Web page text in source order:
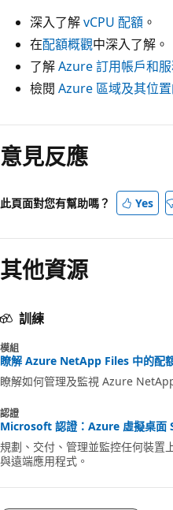
深入了解vCPU 配額 。
在配額概觀中深入了解。
了解Azure 訂用帳戶和
檢閱 Azure 區域及其位
意見反應
此頁面對您有幫助嗎？ Yes
其他資源
訓練
模組
瞭解 Azure NetApp Files 中的配
瞭解如何管理及監視 Azure
認證
Microsoft 認證：Azure 虛擬桌
規劃、交付、管理並監控任何裝
與遠端應用程式。